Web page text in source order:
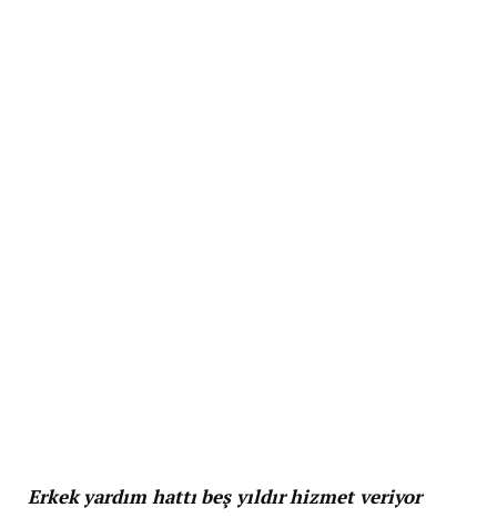
Erkek yardım hattı beş yıldır hizmet veriyor